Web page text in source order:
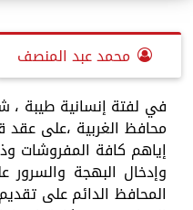
محمد عبد المنصف
في لفتة إنسانية طيبة ،
محافظ الغربية ،على عقد
إياهم كافة المفروشات
وإدخال البهجة
المحافظ الدائم على